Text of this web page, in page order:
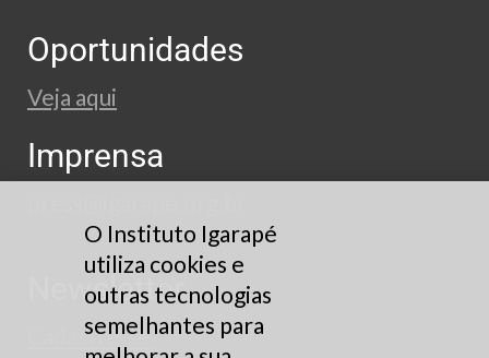
Oportunidades
Veja aqui
Imprensa
Newsletter
Cadastre-se
O Instituto Igarapé
utiliza cookies e
outras tecnologias
semelhantes para